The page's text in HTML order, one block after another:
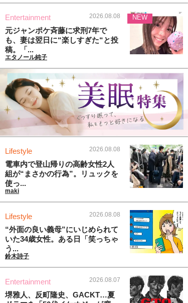
Entertainment 2026.08.08
元ジャンポケ斉藤に求刑7年で
も、妻は翌日に“楽しすぎた“と投
稿。「...
エタノール純子
NEW
Lifestyle 2026.08.08
電車内で登山帰りの高齢女性2人
組が“まさかの行為”。リュックを
使っ...
maki
Lifestyle 2026.08.08
“外面の良い義母”にいじめられて
いた34歳女性。ある日「笑っちゃ
う...
鈴木詩子
Entertainment 2026.08.07
堺雅人、反町隆史、GACKT…夏